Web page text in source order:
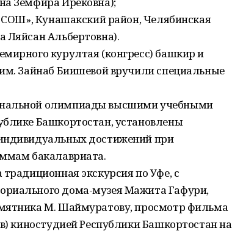
Кунашакский район, Челябинская
Ляйсан Альбертовна).
курултая (конгресс) башкир и
Зайнаб Биишевой вручили специальные
олимпиады высшими учебными
Башкортостан, установлены
достижений при
бакалавриата.
экскурсия по Уфе, с
дома-музея Мажита Гафури,
М. Шаймуратову, просмотр фильма
киностудией Республики Башкортостан на